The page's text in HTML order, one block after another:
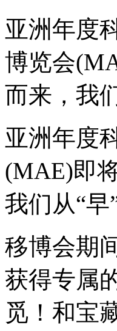
亚洲年度
博览会
而来，我
亚洲年度
(MAE)即
我们从“早
移博会期
获得专属
觅！和宝